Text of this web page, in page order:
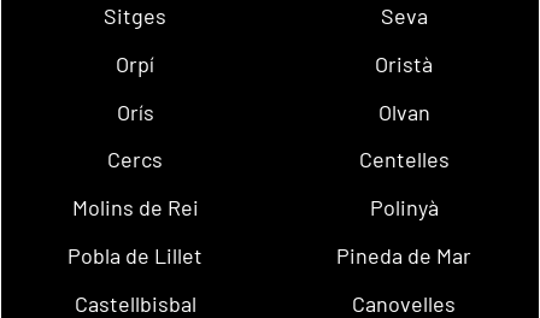
Sitges
Seva
Orpí
Oristà
Orís
Olvan
Cercs
Centelles
Molins de Rei
Polinyà
Pobla de Lillet
Pineda de Mar
Castellbisbal
Canovelles